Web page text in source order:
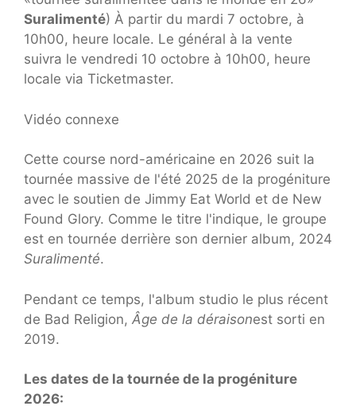
Suralimenté) À partir du mardi 7 octobre, à
10h00, heure locale. Le général à la vente
suivra le vendredi 10 octobre à 10h00, heure
locale via Ticketmaster.
Vidéo connexe
Cette course nord-américaine en 2026 suit la
tournée massive de l'été 2025 de la progéniture
avec le soutien de Jimmy Eat World et de New
Found Glory. Comme le titre l'indique, le groupe
est en tournée derrière son dernier album, 2024
Suralimenté.
Pendant ce temps, l'album studio le plus récent
de Bad Religion, Âge de la déraisonest sorti en
2019.
Les dates de la tournée de la progéniture
2026: